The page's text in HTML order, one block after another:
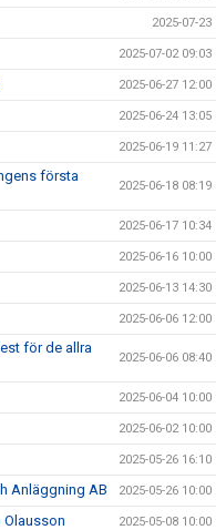
2025-07-23
2025-07-02 09:03
2025-06-27 12:00
2025-06-24 13:05
2025-06-19 11:27
första
2025-06-18 08:19
2025-06-17 10:34
2025-06-16 10:00
2025-06-13 14:30
2025-06-06 12:00
för de allra
2025-06-06 08:40
2025-06-04 10:00
2025-06-02 10:00
2025-05-26 16:10
Anläggning AB 2025-05-26 10:00
Olausson 2025-05-08 10:00